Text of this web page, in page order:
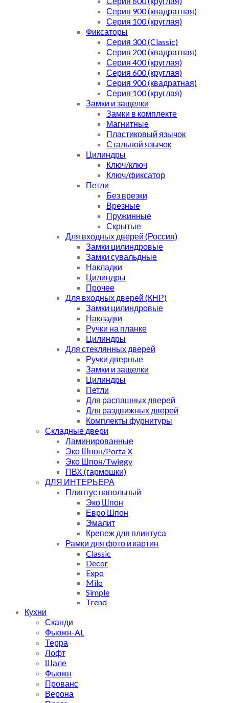
Серия 900 (квадратная)
Серия 100 (круглая)
Фиксаторы
Серия 300 (Classic)
Серия 200 (квадратная)
Серия 400 (круглая)
Серия 600 (круглая)
Серия 900 (квадратная)
Серия 100 (круглая)
Замки и защелки
Замки в комплекте
Магнитные
Пластиковый язычок
Стальной язычок
Цилиндры
Ключ/ключ
Ключ/фиксатор
Петли
Без врезки
Врезные
Пружинные
Скрытые
Для входных дверей (Россия)
Замки цилиндровые
Замки сувальдные
Накладки
Цилиндры
Прочее
Для входных дверей (КНР)
Замки цилиндровые
Накладки
Ручки на планке
Цилиндры
Для стеклянных дверей
Ручки дверные
Замки и защелки
Цилиндры
Петли
Для распашных дверей
Для раздвижных дверей
Комплекты фурнитуры
Складные двери
Ламинированные
Эко Шпон/Porta X
Эко Шпон/Twiggy
ПВХ (гармошки)
ДЛЯ ИНТЕРЬЕРА
Плинтус напольный
Эко Шпон
Евро Шпон
Эмалит
Крепеж для плинтуса
Рамки для фото и картин
Classic
Decor
Expo
Milo
Simple
Trend
Кухни
Сканди
Фьюжн-AL
Терра
Лофт
Шале
Фьюжн
Прованс
Верона